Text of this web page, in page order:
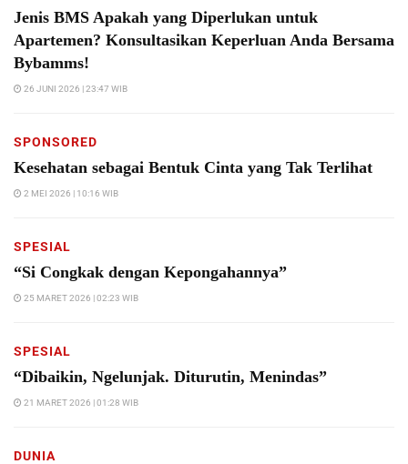
Jenis BMS Apakah yang Diperlukan untuk
Apartemen? Konsultasikan Keperluan Anda Bersama
Bybamms!
26 JUNI 2026 | 23:47 WIB
SPONSORED
Kesehatan sebagai Bentuk Cinta yang Tak Terlihat
2 MEI 2026 | 10:16 WIB
SPESIAL
“Si Congkak dengan Kepongahannya”
25 MARET 2026 | 02:23 WIB
SPESIAL
“Dibaikin, Ngelunjak. Diturutin, Menindas”
21 MARET 2026 | 01:28 WIB
DUNIA